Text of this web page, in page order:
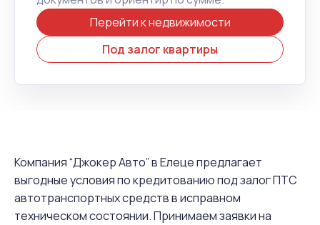
Перейти к недвижимости
Под залог квартиры
Компания “Джокер Авто” в Елеце предлагает
выгодные условия по кредитованию под залог ПТС
автотранспортных средств в исправном
техническом состоянии. Принимаем заявки на